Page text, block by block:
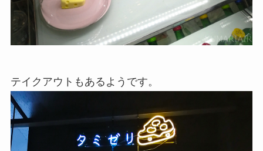
テイクアウトもあるようです。